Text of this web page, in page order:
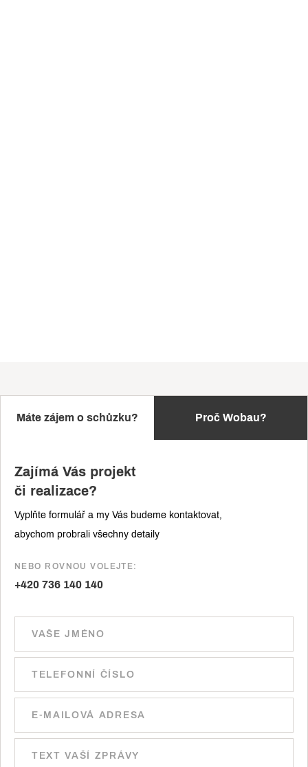
Máte zájem o schůzku? Proč Wobau?
Zajímá Vás projekt
či realizace?
Vyplňte formulář a my Vás budeme kontaktovat,
abychom probrali všechny detaily
NEBO ROVNOU VOLEJTE:
+420 736 140 140
Ponechte toto pole prázdné.